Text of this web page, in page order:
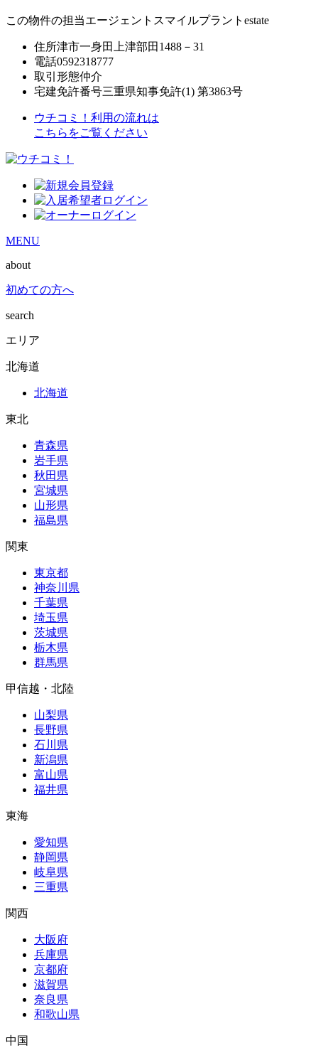
この物件の担当エージェント スマイルプラントestate
住所津市一身田上津部田1488－31
電話0592318777
取引形態仲介
宅建免許番号三重県知事免許(1) 第3863号
ウチコミ！利用の流れは
こちらをご覧ください
MENU
about
初めての方へ
search
エリア
北海道
北海道
東北
青森県
岩手県
秋田県
宮城県
山形県
福島県
関東
東京都
神奈川県
千葉県
埼玉県
茨城県
栃木県
群馬県
甲信越・北陸
山梨県
長野県
石川県
新潟県
富山県
福井県
東海
愛知県
静岡県
岐阜県
三重県
関西
大阪府
兵庫県
京都府
滋賀県
奈良県
和歌山県
中国